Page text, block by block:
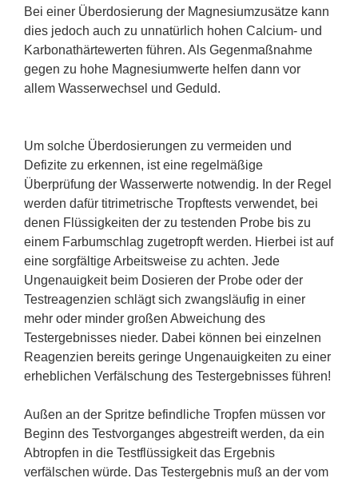
Bei einer Überdosierung der Magnesiumzusätze kann
dies jedoch auch zu unnatürlich hohen Calcium- und
Karbonathärtewerten führen. Als Gegenmaßnahme
gegen zu hohe Magnesiumwerte helfen dann vor
allem Wasserwechsel und Geduld.
Um solche Überdosierungen zu vermeiden und
Defizite zu erkennen, ist eine regelmäßige
Überprüfung der Wasserwerte notwendig. In der Regel
werden dafür titrimetrische Tropftests verwendet, bei
denen Flüssigkeiten der zu testenden Probe bis zu
einem Farbumschlag zugetropft werden. Hierbei ist auf
eine sorgfältige Arbeitsweise zu achten. Jede
Ungenauigkeit beim Dosieren der Probe oder der
Testreagenzien schlägt sich zwangsläufig in einer
mehr oder minder großen Abweichung des
Testergebnisses nieder. Dabei können bei einzelnen
Reagenzien bereits geringe Ungenauigkeiten zu einer
erheblichen Verfälschung des Testergebnisses führen!
Außen an der Spritze befindliche Tropfen müssen vor
Beginn des Testvorganges abgestreift werden, da ein
Abtropfen in die Testflüssigkeit das Ergebnis
verfälschen würde. Das Testergebnis muß an der vom